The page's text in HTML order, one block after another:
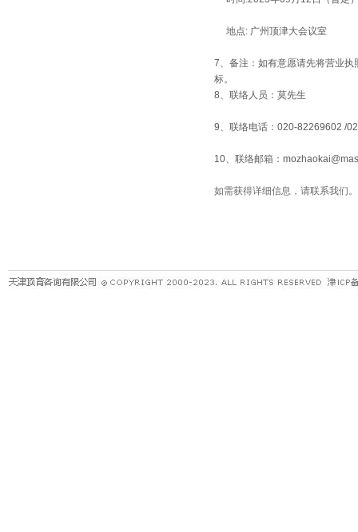
地点: 广州顶津大会议室
7、备注：如有意愿请先将营业
标。
8、 联络人员：莫先生
9、联络电话：020-82269602 /
10、联络邮箱：
如需获得详细信息，请联系我们。